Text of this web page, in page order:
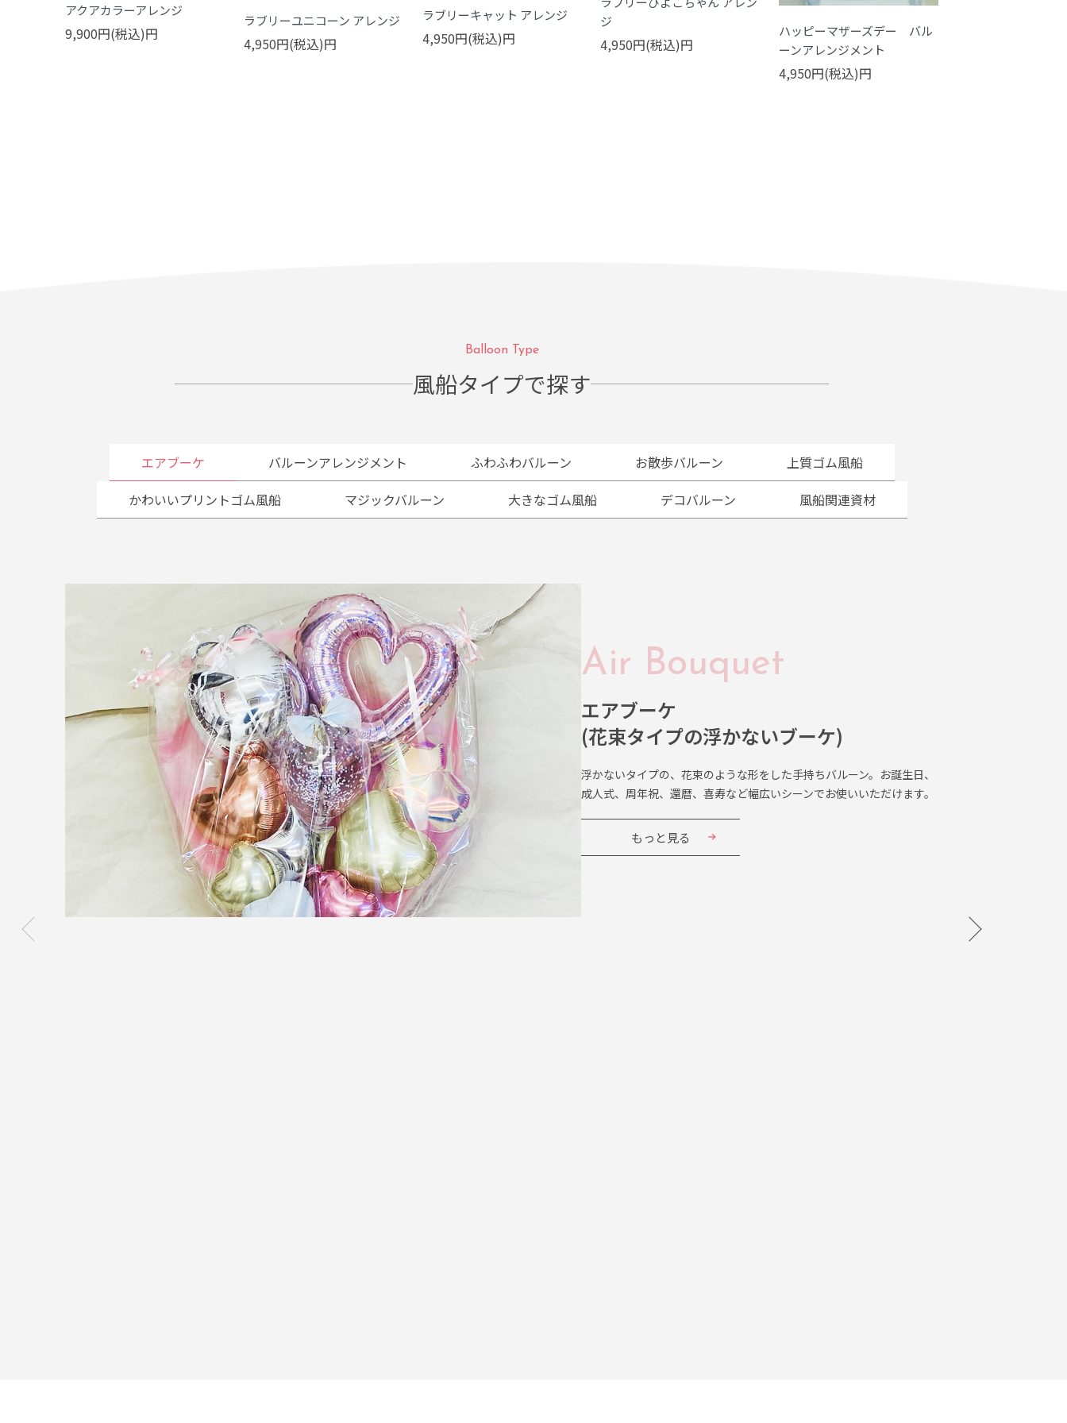
アクアカラーアレンジ
9,900円(税込)円
ラブリーユニコーン アレンジ
4,950円(税込)円
ラブリーキャット アレンジ
4,950円(税込)円
ジ
4,950円(税込)円
ハッピーマザーズデー バル
ーンアレンジメント
4,950円(税込)円
Balloon Type
風船タイプで探す
エアブーケ バルーンアレンジメント ふわふわバルーン お散歩バルーン
上質ゴム風船
かわいいプリントゴム風船
マジックバルーン 大きなゴム風船 デコバルーン 風船関連資材
Air Bouquet
エアブーケ
(花束タイプの浮かないブーケ)
浮かないタイプの、花束のような形をした手持ちバルーン。お誕生日、
成人式、周年祝、還暦、喜寿など幅広いシーンでお使いいただけます。
もっと見る